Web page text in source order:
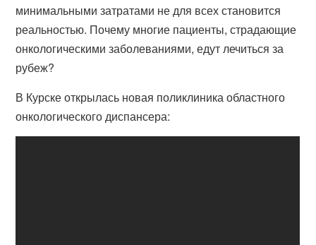
минимальными затратами не для всех становится
реальностью. Почему многие пациенты, страдающие
онкологическими заболеваниями, едут лечиться за
рубеж?
В Курске открылась новая поликлиника областного
онкологического диспансера: